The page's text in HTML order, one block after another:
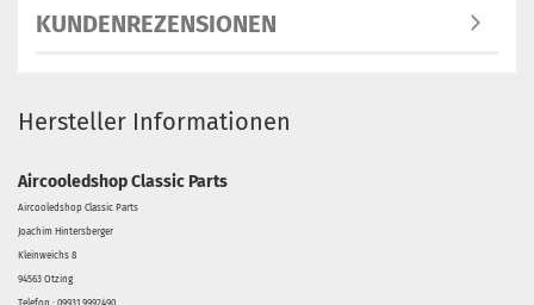
KUNDENREZENSIONEN
Hersteller Informationen
Aircooledshop Classic Parts
Aircooledshop Classic Parts
Joachim Hintersberger
Kleinweichs 8
94563 Otzing